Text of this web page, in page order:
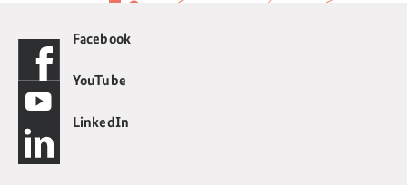
Facebook
YouTube
LinkedIn